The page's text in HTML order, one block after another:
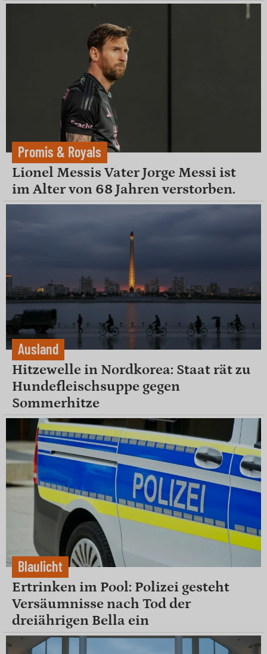
Promis & Royals
Lionel Messis Vater Jorge Messi ist
im Alter von 68 Jahren verstorben.
Ausland
Hitzewelle in Nordkorea: Staat rät zu
Hundefleischsuppe gegen
Sommerhitze
Blaulicht
Ertrinken im Pool: Polizei gesteht
Versäumnisse nach Tod der
dreiährigen Bella ein